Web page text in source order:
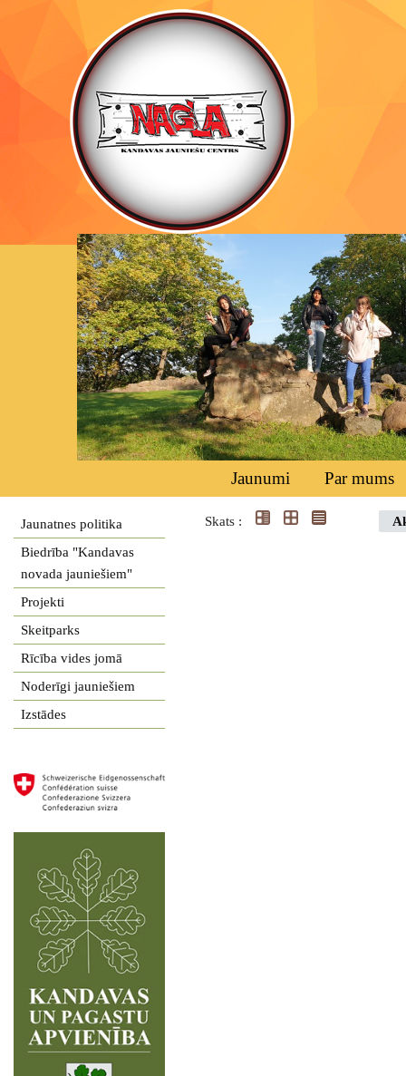
Jaunumi Par mums
Jaunatnes politika
Biedrība "Kandavas
novada jauniešiem"
Projekti
Skeitparks
Rīcība vides jomā
Noderīgi jauniešiem
Izstādes
Skats :